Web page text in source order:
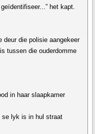
het kapt.
deur die polisie aangekeer
tussen die ouderdomme
in haar slaapkamer
se lyk is in hul straat